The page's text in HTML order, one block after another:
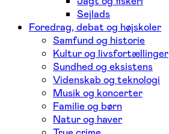
Sejlads
Foredrag, debat og højskoler
Samfund og historie
Kultur og livsfortællinger
Sundhed og eksistens
Videnskab og teknologi
Musik og koncerter
Familie og børn
Natur og haver